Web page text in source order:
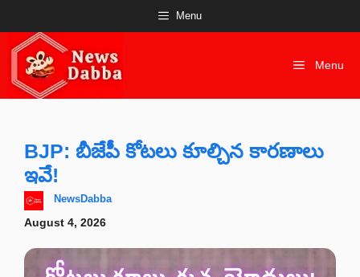
to
content
Menu
Menu
BJP: బీజేపీ కోటలు కూల్చిన కారణాలు
ఇవే!
NewsDabba
August 4, 2026